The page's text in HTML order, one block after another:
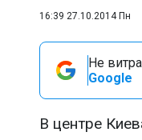
16:39 27.10.2014 Пн
Не
Google
В центре